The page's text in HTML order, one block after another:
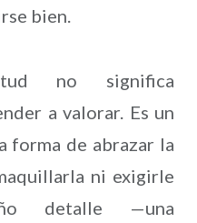
bien.
no significa
a valorar. Es un
forma de abrazar la
ni exigirle
detalle —una